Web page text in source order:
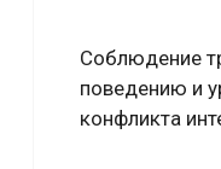
Соблюдение
поведению и
конфликта